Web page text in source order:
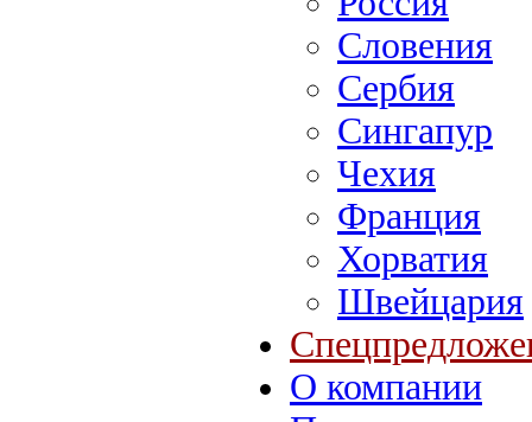
Словения
Сербия
Сингапур
Чехия
Франция
Хорватия
Швейцария
О компании